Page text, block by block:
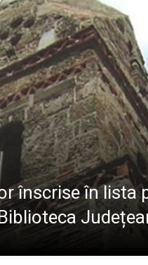
Mare, la 570 de ani de
desfășura în perioada
Ulici” din Sighet
Mare, gazda unui
ALE POMPIERILOR
înscrise în lista